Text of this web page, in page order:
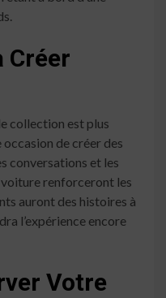
Créer
collection est plus
occasion de créer des
conversations et les
renforceront les
auront des histoires à
l’expérience encore
Votre